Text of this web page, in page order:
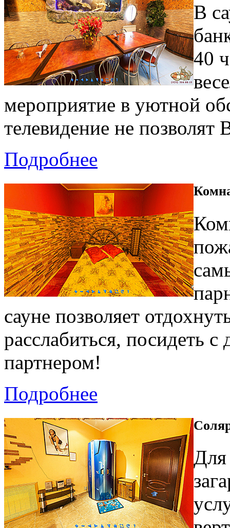
В
40
мероприятие в уютной
телевидение не позволят
Подробнее
сауне позволяет
расслабиться, посидеть
партнером!
Подробнее
Для